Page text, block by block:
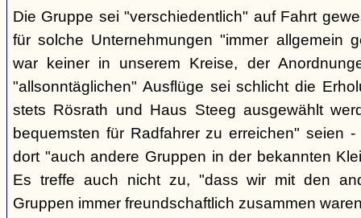
Die Gruppe sei "verschiedentlich" auf Fahrt
für solche Unternehmungen "immer allgemein
war keiner in unserem Kreise, der
"allsonntäglichen" Ausflüge sei schlicht die
stets Rösrath und Haus Steeg ausgewählt
bequemsten für Radfahrer zu erreichen" seien
dort "auch andere Gruppen in der bekannten
Es treffe auch nicht zu, "dass wir mit den
Gruppen immer freundschaftlich zusammen